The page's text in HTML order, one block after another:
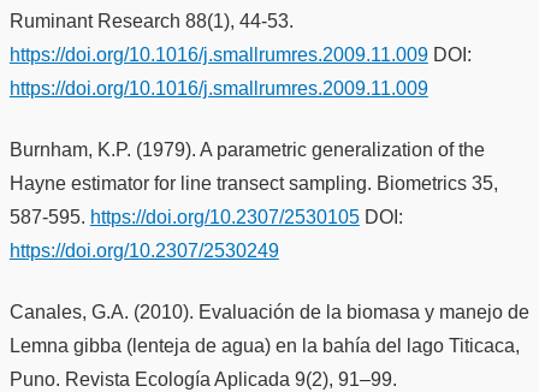
Ruminant Research 88(1), 44-53.
https://doi.org/10.1016/j.smallrumres.2009.11.009DOI:
https://doi.org/10.1016/j.smallrumres.2009.11.009
Burnham, K.P. (1979). A parametric generalization of the
Hayne estimator for line transect sampling. Biometrics 35,
587-595. https://doi.org/10.2307/2530105DOI:
https://doi.org/10.2307/2530249
Canales, G.A. (2010). Evaluación de la biomasa y manejo de
Lemna gibba (lenteja de agua) en la bahía del lago Titicaca,
Puno. Revista Ecología Aplicada 9(2), 91–99.